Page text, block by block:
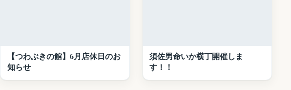
【つわぶきの館】6月店休日のお
知らせ
須佐男命いか横丁開催しま
す！！